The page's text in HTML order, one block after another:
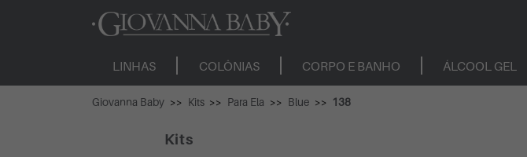
LINHAS COLÔNIAS CORPO E BANHO ÁLCOOL GEL
Giovanna Baby Kits Para Ela Blue 138
Kits